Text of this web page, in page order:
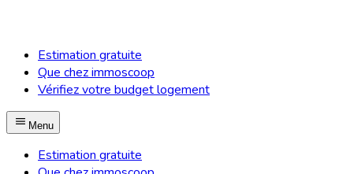
Estimation gratuite
Que chez immoscoop
Vérifiez votre budget logement
Menu
Estimation gratuite